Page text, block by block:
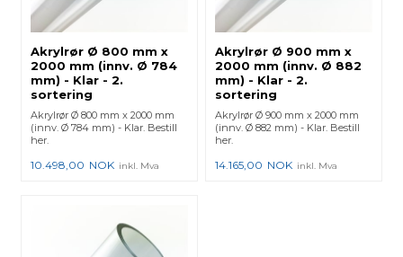
Akrylrør Ø 800 mm x
2000 mm (innv. Ø 784
mm) - Klar - 2.
sortering
Akrylrør Ø 800 mm x 2000 mm
(innv. Ø 784 mm) - Klar. Bestill
her.
10.498,00 NOK inkl. Mva
Akrylrør Ø 900 mm x
2000 mm (innv. Ø 882
mm) - Klar - 2.
sortering
Akrylrør Ø 900 mm x 2000 mm
(innv. Ø 882 mm) - Klar. Bestill
her.
14.165,00 NOK inkl. Mva